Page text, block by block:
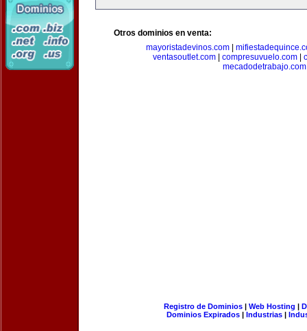
Otros dominios en venta:
mayoristadevinos.com
ventasoutlet.com
compresuvuelo.com
mecadodetrabajo.com
Registro de Dominios| Web Hosting |
Dominios Expirados | Industrias |